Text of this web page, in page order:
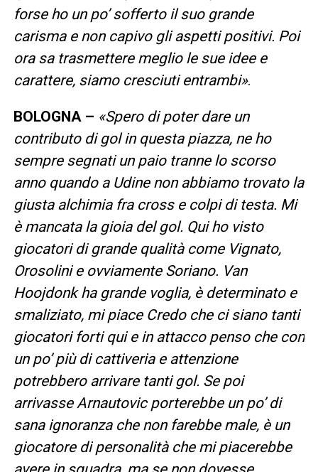
forse ho un po’ sofferto il suo grande
carisma e non capivo gli aspetti positivi. Poi
ora sa trasmettere meglio le sue idee e
carattere, siamo cresciuti entrambi».
BOLOGNA – «Spero di poter dare un
contributo di gol in questa piazza, ne ho
sempre segnati un paio tranne lo scorso
anno quando a Udine non abbiamo trovato la
giusta alchimia fra cross e colpi di testa. Mi
è mancata la gioia del gol. Qui ho visto
giocatori di grande qualità come Vignato,
Orosolini e ovviamente Soriano. Van
Hoojdonk ha grande voglia, è determinato e
smaliziato, mi piace Credo che ci siano tanti
giocatori forti qui e in attacco penso che con
un po’ più di cattiveria e attenzione
potrebbero arrivare tanti gol. Se poi
arrivasse Arnautovic porterebbe un po’ di
sana ignoranza che non farebbe male, è un
giocatore di personalità che mi piacerebbe